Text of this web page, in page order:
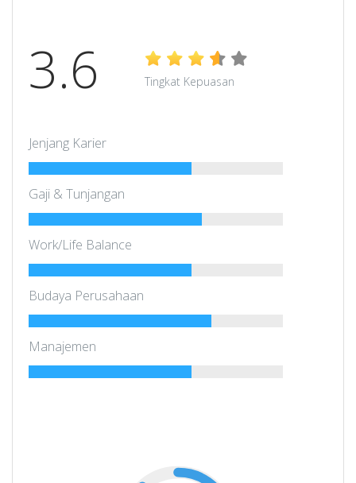
3.6 Tingkat Kepuasan
Jenjang Karier
Gaji & Tunjangan
Work/Life Balance
Budaya Perusahaan
Manajemen